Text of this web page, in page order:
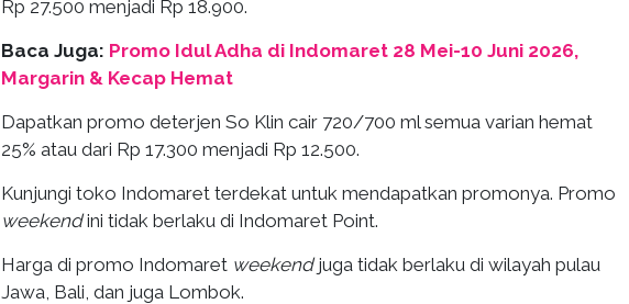
Rp 27.500 menjadi Rp 18.900.
Baca Juga: Promo Idul Adha di Indomaret 28 Mei-10 Juni 2026,
Margarin & Kecap Hemat
Dapatkan promo deterjen So Klin cair 720/700 ml semua varian hemat
25% atau dari Rp 17.300 menjadi Rp 12.500.
Kunjungi toko Indomaret terdekat untuk mendapatkan promonya. Promo
weekendini tidak berlaku di Indomaret Point.
Harga di promo Indomaret weekendjuga tidak berlaku di wilayah pulau
Jawa, Bali, dan juga Lombok.